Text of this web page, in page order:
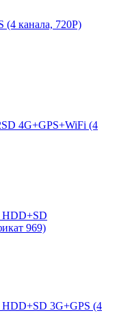
(4 канала, 720Р)
4G+GPS+WiFi (4
HDD+SD
969)
HDD+SD 3G+GPS (4